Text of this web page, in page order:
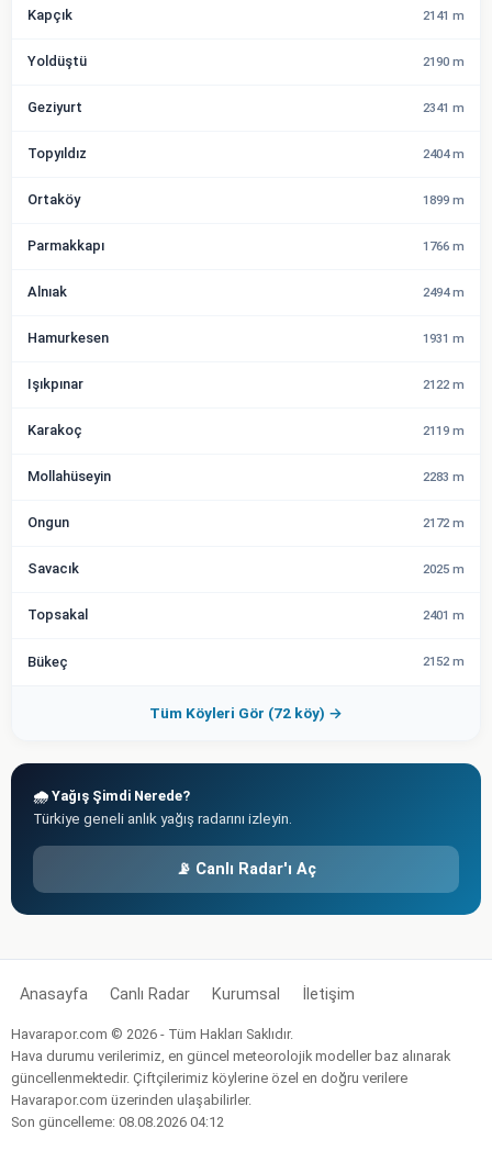
Kapçık 2141 m
Yoldüştü 2190 m
Geziyurt 2341 m
Topyıldız 2404 m
Ortaköy 1899 m
Parmakkapı 1766 m
Alnıak 2494 m
Hamurkesen 1931 m
Işıkpınar 2122 m
Karakoç 2119 m
Mollahüseyin 2283 m
Ongun 2172 m
Savacık 2025 m
Topsakal 2401 m
Bükeç 2152 m
Tüm Köyleri Gör (72 köy) →
🌧️ Yağış Şimdi Nerede?
Türkiye geneli anlık yağış radarını izleyin.
📡 Canlı Radar'ı Aç
Anasayfa Canlı Radar Kurumsal İletişim
Havarapor.com © 2026 - Tüm Hakları Saklıdır.
Hava durumu verilerimiz, en güncel meteorolojik modeller baz alınarak
güncellenmektedir. Çiftçilerimiz köylerine özel en doğru verilere
Havarapor.com üzerinden ulaşabilirler.
Son güncelleme: 08.08.2026 04:12